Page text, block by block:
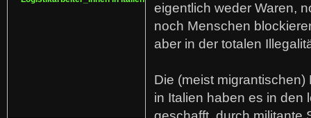
eigentlich weder Waren,
noch Menschen
aber in der totalen
Die (meist
in Italien haben es in den